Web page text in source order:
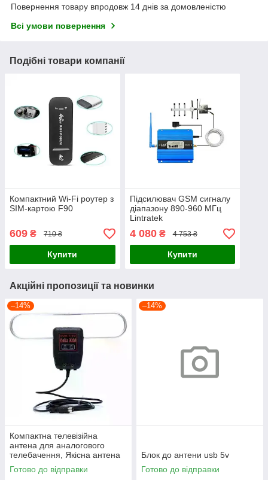
Повернення товару впродовж 14 днів за домовленістю
Всі умови повернення
Подібні товари компанії
Компактний Wi-Fi роутер з
SIM-картою F90
609 ₴ 710 ₴
Купити
Підсилювач GSM сигналу
діапазону 890-960 МГц
Lintratek
4 080₴ 4 753 ₴
Купити
Акційні пропозиції та новинки
–14%
Компактна телевізійна
антена для аналогового
телебачення, Якісна антена
кімнатна для стабільного
прийому сигналу
Готово до відправки
–14%
Блок до антени usb 5v
Готово до відправки